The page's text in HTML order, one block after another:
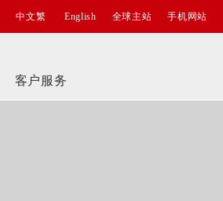
中文繁 English 全球主站 手机网站
客户服务